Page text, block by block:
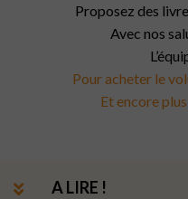
Proposez des
Avec nos
Pour acheter le
Et encore
A LIRE !